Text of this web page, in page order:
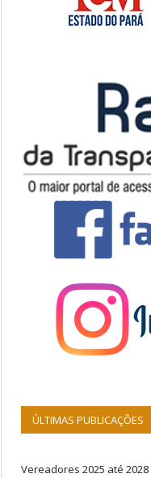
ÚLTIMAS PUBLICAÇÕES
Vereadores 2025 até 2028